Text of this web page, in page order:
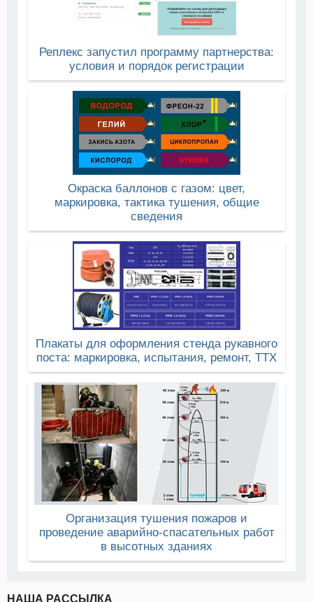
Реплекс запустил программу партнерства:
условия и порядок регистрации
Окраска баллонов с газом: цвет,
маркировка, тактика тушения, общие
сведения
Плакаты для оформления стенда рукавного
поста: маркировка, испытания, ремонт, ТТХ
Организация тушения пожаров и
проведение аварийно-спасательных работ
в высотных зданиях
НАША РАССЫЛКА